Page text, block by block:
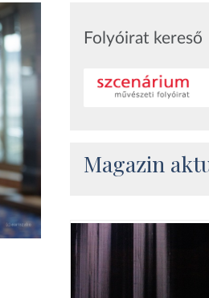
Folyóirat kereső
Magazin